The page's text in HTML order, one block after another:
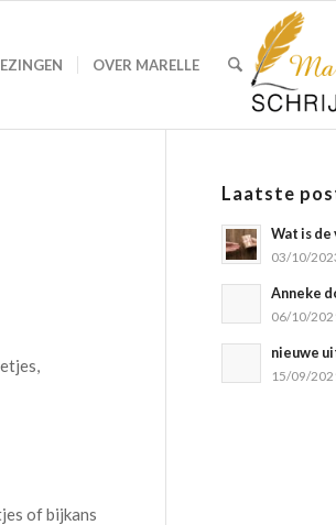
OVER MARELLE
of bijkans
Laatste
Wat is
03/10/
Anneke
06/10/
nieuwe
15/09/